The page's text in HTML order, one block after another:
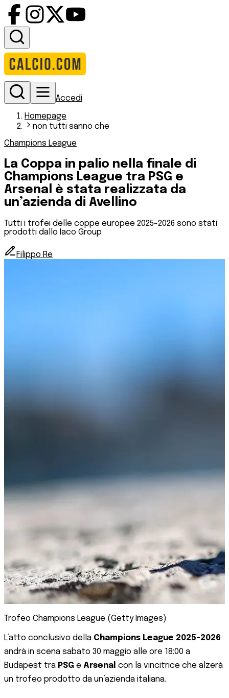
Accedi
Homepage
non tutti sanno che
Champions League
La Coppa in palio nella finale di
Champions League tra PSG e
Arsenal è stata realizzata da
un’azienda di Avellino
Tutti i trofei delle coppe europee 2025-2026 sono stati
prodotti dallo Iaco Group
Filippo Re
Trofeo Champions League (Getty Images)
L’atto conclusivo della Champions League 2025-2026
andrà in scena sabato 30 maggio alle ore 18:00 a
Budapest tra PSG e Arsenal con la vincitrice che alzerà
un trofeo prodotto da un’azienda italiana.